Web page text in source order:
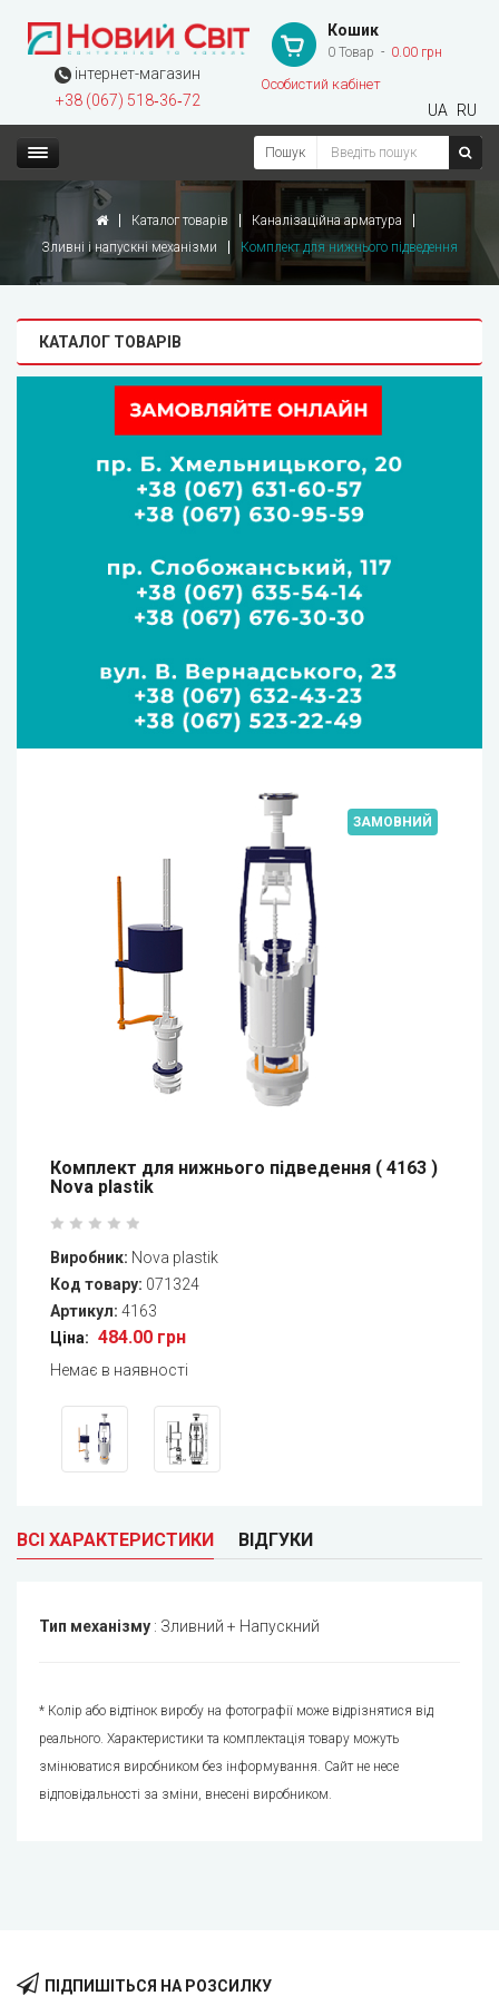
інтернет-магазин
+38 (067) 518‑36‑72
Кошик
0 Товар 0.00 грн
Особистий кабінет
UA RU
Пошук
Каталог товарів
Каналізаційна арматура
Зливні і напускні механізми
Комплект для нижнього підведення
КАТАЛОГ ТОВАРІВ
ЗАМОВНИЙ
Комплект для нижнього підведення ( 4163 )
Nova plastik
Виробник: Nova plastik
Код товару: 071324
Артикул: 4163
Ціна: 484.00 грн
Немає в наявності
ВСІ ХАРАКТЕРИСТИКИ ВІДГУКИ
Тип механізму : Зливний + Напускний
* Колір або відтінок виробу на фотографії може відрізнятися від
реального. Характеристики та комплектація товару можуть
змінюватися виробником без інформування. Сайт не несе
відповідальності за зміни, внесені виробником.
ПІДПИШІТЬСЯ НА РОЗСИЛКУ